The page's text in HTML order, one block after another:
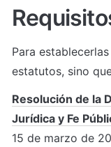
Para
estatutos, sino
Resolución de la
Jurídica y Fe
15 de marzo de